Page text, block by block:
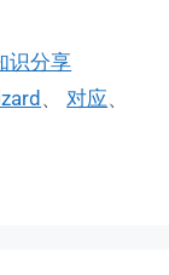
识分享
、 对应、